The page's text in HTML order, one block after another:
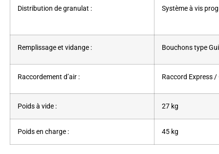
Distribution de granulat : Système à vis
Remplissage et vidange : Bouchons type
Raccordement d’air : Raccord Express /
Poids à vide : 27 kg
Poids en charge : 45 kg